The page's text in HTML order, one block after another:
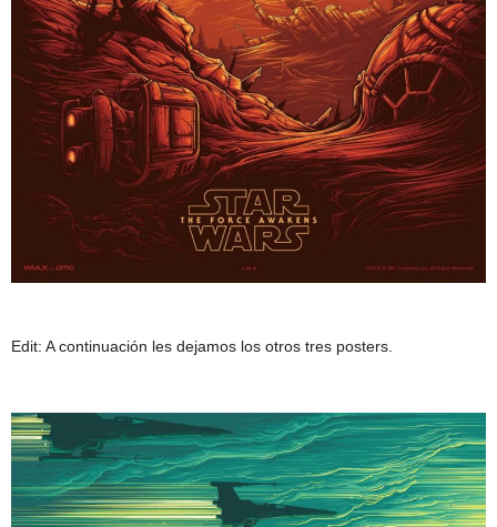
Edit: A continuación les dejamos los otros tres posters.